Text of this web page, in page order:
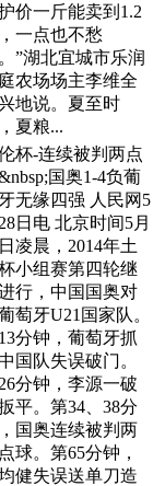
价一斤能卖到1.2
一点也不愁
”湖北宜城市乐润
农场场主李维全
地说。夏至时
夏粮...
杯-连续被判两点
国奥1-4负葡
无缘四强 人民网5
日电 北京时间5月
凌晨，2014年土
小组赛第四轮继
行，中国国奥对
萄牙U21国家队。
分钟，葡萄牙抓
国队失误破门。
分钟，李源一破
平。第34、38分
国奥连续被判两
球。第65分钟，
健失误送单刀造